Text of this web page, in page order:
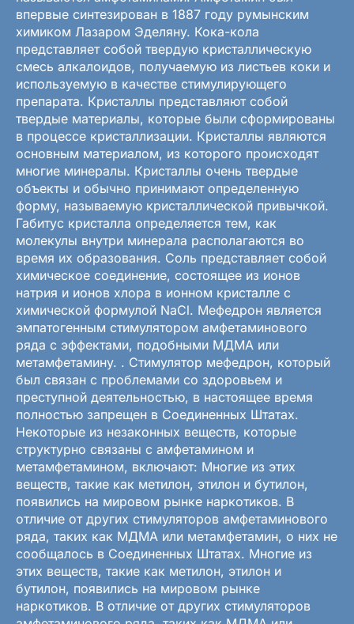
впервые синтезирован в 1887 году румынским
химиком Лазаром Эделяну. Кока-кола
представляет собой твердую кристаллическую
смесь алкалоидов, получаемую из листьев коки и
используемую в качестве стимулирующего
препарата. Кристаллы представляют собой
твердые материалы, которые были сформированы
в процессе кристаллизации. Кристаллы являются
основным материалом, из которого происходят
многие минералы. Кристаллы очень твердые
объекты и обычно принимают определенную
форму, называемую кристаллической привычкой.
Габитус кристалла определяется тем, как
молекулы внутри минерала располагаются во
время их образования. Соль представляет собой
химическое соединение, состоящее из ионов
натрия и ионов хлора в ионном кристалле с
химической формулой NaCl. Мефедрон является
эмпатогенным стимулятором амфетаминового
ряда с эффектами, подобными МДМА или
метамфетамину. . Стимулятор мефедрон, который
был связан с проблемами со здоровьем и
преступной деятельностью, в настоящее время
полностью запрещен в Соединенных Штатах.
Некоторые из незаконных веществ, которые
структурно связаны с амфетамином и
метамфетамином, включают: Многие из этих
веществ, такие как метилон, этилон и бутилон,
появились на мировом рынке наркотиков. В
отличие от других стимуляторов амфетаминового
ряда, таких как МДМА или метамфетамин, о них не
сообщалось в Соединенных Штатах. Многие из
этих веществ, такие как метилон, этилон и
бутилон, появились на мировом рынке
наркотиков. В отличие от других стимуляторов